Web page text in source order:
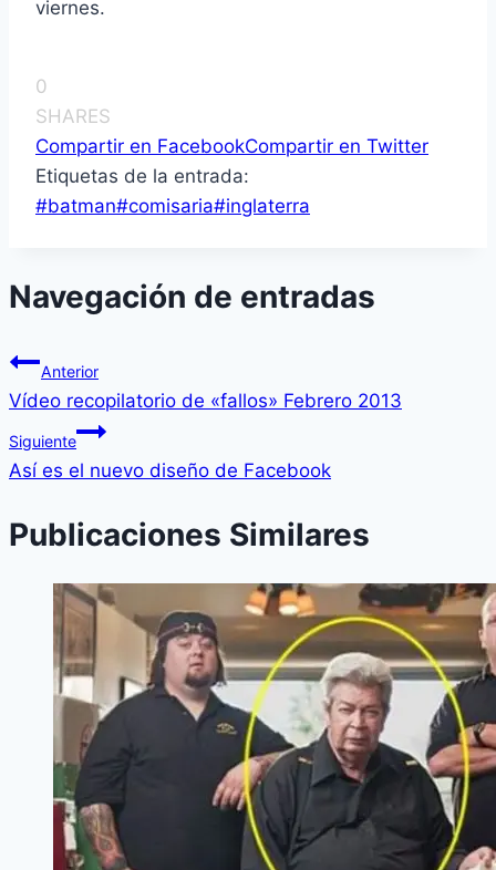
viernes.
0
SHARES
Compartir en FacebookCompartir en Twitter
Etiquetas de la entrada:
#batman#comisaria#inglaterra
Navegación de entradas
Anterior
Ví­deo recopilatorio de «fallos» Febrero 2013
Siguiente
Así­ es el nuevo diseño de Facebook
Publicaciones Similares